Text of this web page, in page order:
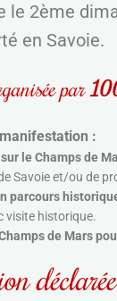
le 2ème
en Savoie.
par
:
le Champs de
Savoie et/ou de
parcours
visite historique.
de Mars
déclarée